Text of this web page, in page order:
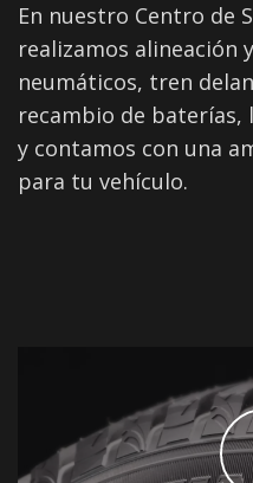
En nuestro Centro de
realizamos alineación
neumáticos, tren
recambio de
y contamos con una
para tu vehículo.